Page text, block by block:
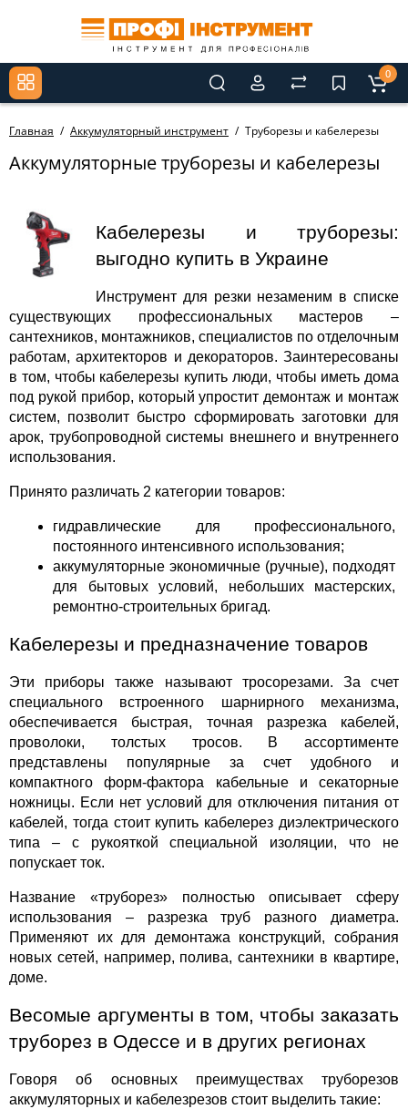
0
Главная Аккумуляторный инструмент Труборезы и кабелерезы
Аккумуляторные труборезы и кабелерезы
Кабелерезы и труборезы:
выгодно купить в Украине
Инструмент для резки незаменим в списке
существующих профессиональных мастеров –
сантехников, монтажников, специалистов по отделочным
работам, архитекторов и декораторов. Заинтересованы
в том, чтобы кабелерезы купить люди, чтобы иметь дома
под рукой прибор, который упростит демонтаж и монтаж
систем, позволит быстро сформировать заготовки для
арок, трубопроводной системы внешнего и внутреннего
использования.
Принято различать 2 категории товаров:
гидравлические для профессионального,
постоянного интенсивного использования;
аккумуляторные экономичные (ручные), подходят
для бытовых условий, небольших мастерских,
ремонтно-строительных бригад.
Кабелерезы и предназначение товаров
Эти приборы также называют тросорезами. За счет
специального встроенного шарнирного механизма,
обеспечивается быстрая, точная разрезка кабелей,
проволоки, толстых тросов. В ассортименте
представлены популярные за счет удобного и
компактного форм-фактора кабельные и секаторные
ножницы. Если нет условий для отключения питания от
кабелей, тогда стоит купить кабелерез диэлектрического
типа – с рукояткой специальной изоляции, что не
попускает ток.
Название «труборез» полностью описывает сферу
использования – разрезка труб разного диаметра.
Применяют их для демонтажа конструкций, собрания
новых сетей, например, полива, сантехники в квартире,
доме.
Весомые аргументы в том, чтобы заказать
труборез в Одессе и в других регионах
Говоря об основных преимуществах труборезов
аккумуляторных и кабелезрезов стоит выделить такие: